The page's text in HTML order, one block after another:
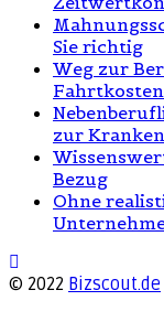
Sie richtig
Weg zur
zur
Bezug
Ohne
© 2022 Bizscout.de